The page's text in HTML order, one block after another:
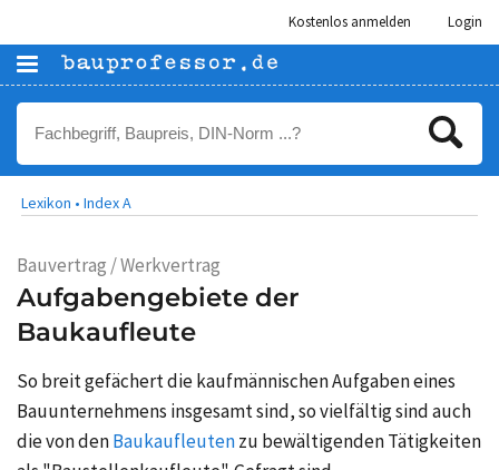
Kostenlos anmelden Login
Lexikon • Index A
Bauvertrag / Werkvertrag
Aufgabengebiete der
Baukaufleute
So breit gefächert die kaufmännischen Aufgaben eines
Bauunternehmens insgesamt sind, so vielfältig sind auch
die von denBaukaufleutenzu bewältigenden Tätigkeiten